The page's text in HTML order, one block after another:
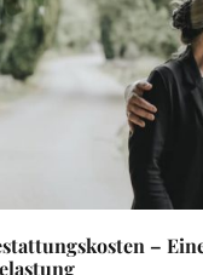
–